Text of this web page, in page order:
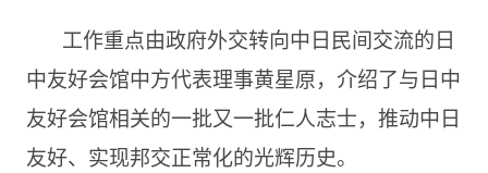
工作重点由政府外交转向中日民间交流的日
中友好会馆中方代表理事黄星原，介绍了与日中
友好会馆相关的一批又一批仁人志士，推动中日
友好、实现邦交正常化的光辉历史。